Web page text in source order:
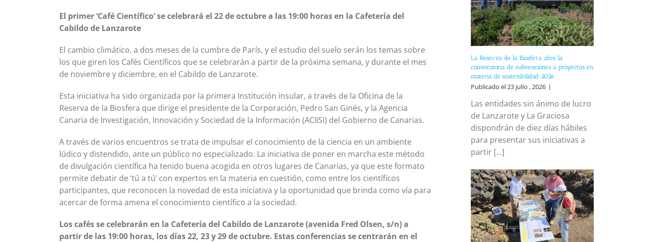
El primer ‘Café Científico’ se celebrará el 22 de octubre a las 19:00 horas en la Cafetería del
Cabildo de Lanzarote
El cambio climático, a dos meses de la cumbre de París, y el estudio del suelo serán los temas sobre
los que giren los Cafés Científicos que se celebrarán a partir de la próxima semana, y durante el mes
de noviembre y diciembre, en el Cabildo de Lanzarote.
Esta iniciativa ha sido organizada por la primera Institución insular, a través de la Oficina de la
Reserva de la Biosfera que dirige el presidente de la Corporación, Pedro San Ginés, y la Agencia
Canaria de Investigación, Innovación y Sociedad de la Información (ACIISI) del Gobierno de Canarias.
A través de varios encuentros se trata de impulsar el conocimiento de la ciencia en un ambiente
lúdico y distendido, ante un público no especializado. La iniciativa de poner en marcha este método
de divulgación científica ha tenido buena acogida en otros lugares de Canarias, ya que este formato
permite debatir de ‘tú a tú’ con expertos en la materia en cuestión, como entre los científicos
participantes, que reconocen la novedad de esta iniciativa y la oportunidad que brinda como vía para
acercar de forma amena el conocimiento científico a la sociedad.
Los cafés se celebrarán en la Cafetería del Cabildo de Lanzarote (avenida Fred Olsen, s/n) a
partir de las 19:00 horas, los días 22, 23 y 29 de octubre. Estas conferencias se centrarán en el
La Reserva de la Biosfera abre la
convocatoria de subvenciones a proyectos en
materia de sostenibilidad 2026
Publicado el 23 julio , 2026 |
Las entidades sin ánimo de lucro
de Lanzarote y La Graciosa
dispondrán de diez días hábiles
para presentar sus iniciativas a
partir [...]